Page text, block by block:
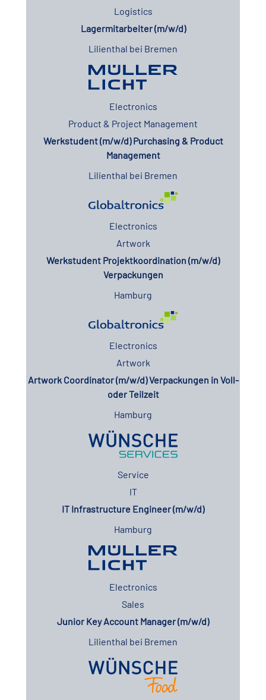
Logistics
Lagermitarbeiter (m/w/d)
Lilienthal bei Bremen
Electronics
Product & Project Management
Werkstudent (m/w/d) Purchasing & Product
Management
Lilienthal bei Bremen
Electronics
Artwork
Werkstudent Projektkoordination (m/w/d)
Verpackungen
Hamburg
Electronics
Artwork
Artwork Coordinator (m/w/d) Verpackungen in Voll-
oder Teilzeit
Hamburg
Service
IT
IT Infrastructure Engineer (m/w/d)
Hamburg
Electronics
Sales
Junior Key Account Manager (m/w/d)
Lilienthal bei Bremen